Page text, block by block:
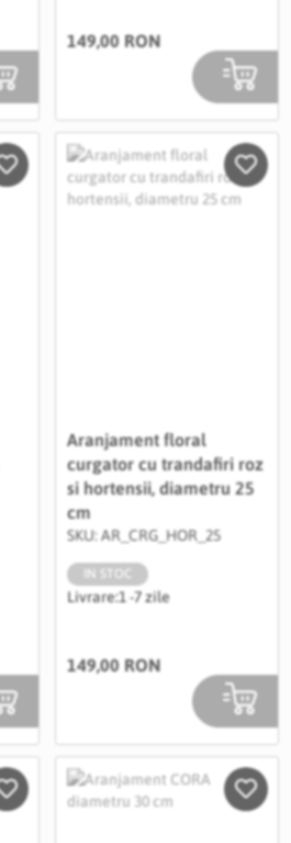
149,00 RON
Salveaza in Wishlist
Aranjament floral
curgator cu trandafiri roz
si hortensii, diametru 25
cm
SKU: AR_CRG_HOR_25
IN STOC
Livrare:1 -7 zile
149,00 RON
Salveaza in Wishlist